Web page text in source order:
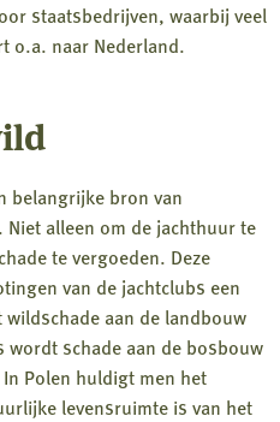
staatsbedrijven, waarbij veel
o.a. naar Nederland.
belangrijke bron van
alleen om de jachthuur te
te vergoeden. Deze
van de jachtclubs een
aan de landbouw
schade aan de bosbouw
Polen huldigt men het
levensruimte is van het